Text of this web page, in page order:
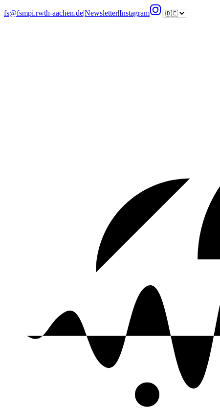
fs@fsmpi.rwth-aachen.de|Newsletter|Instagram |